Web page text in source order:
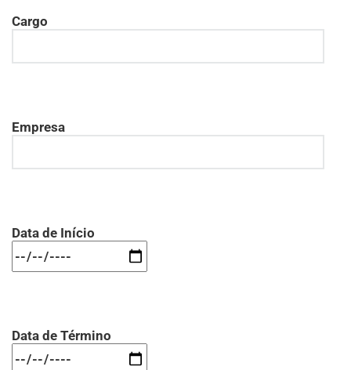
Cargo
Empresa
Data de Início
Data de Término